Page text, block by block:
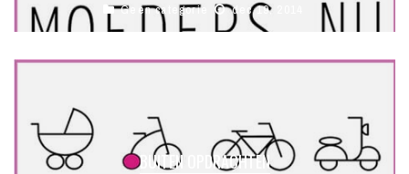
Geen categorie dec 19, 2014
BUITEN OPDRACHTEN